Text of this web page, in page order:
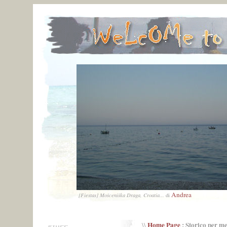
[Fiestas] Mošceniška Draga, Croatia... di Andrea
\\Home Page : Storico per